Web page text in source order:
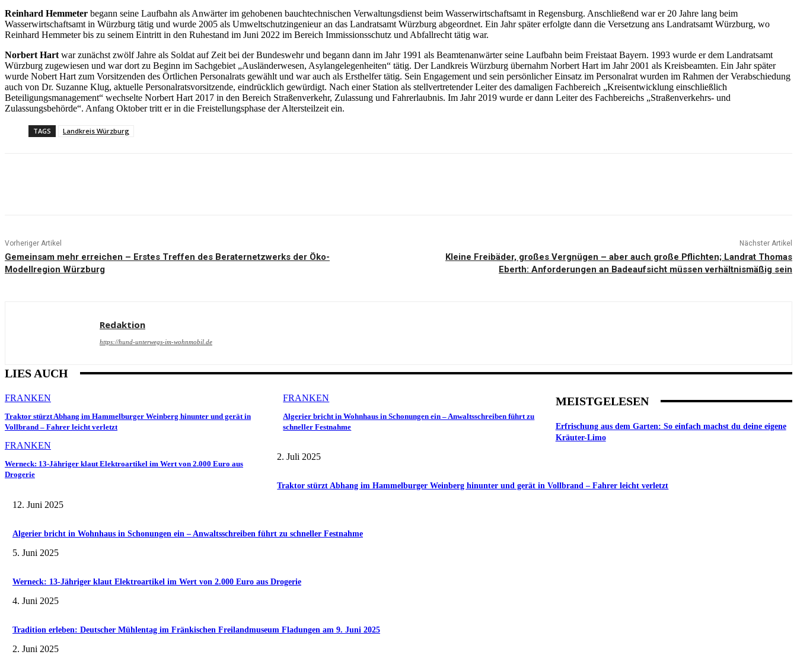
Reinhard Hemmeter begann seine Laufbahn als Anwärter im gehobenen bauchtechnischen Verwaltungsdienst beim Wasserwirtschaftsamt in Regensburg. Anschließend war er 20 Jahre lang beim
Wasserwirtschaftsamt in Würzburg tätig und wurde 2005 als Umweltschutzingenieur an das Landratsamt Würzburg abgeordnet. Ein Jahr später erfolgte dann die Versetzung ans Landratsamt Würzburg, wo
Reinhard Hemmeter bis zu seinem Eintritt in den Ruhestand im Juni 2022 im Bereich Immissionsschutz und Abfallrecht tätig war.
Norbert Hart war zunächst zwölf Jahre als Soldat auf Zeit bei der Bundeswehr und begann dann im Jahr 1991 als Beamtenanwärter seine Laufbahn beim Freistaat Bayern. 1993 wurde er dem Landratsamt
Würzburg zugewiesen und war dort zu Beginn im Sachgebiet „Ausländerwesen, Asylangelegenheiten“ tätig. Der Landkreis Würzburg übernahm Norbert Hart im Jahr 2001 als Kreisbeamten. Ein Jahr später
wurde Nobert Hart zum Vorsitzenden des Örtlichen Personalrats gewählt und war auch als Ersthelfer tätig. Sein Engagement und sein persönlicher Einsatz im Personalrat wurden im Rahmen der Verabschiedung
auch von Dr. Suzanne Klug, aktuelle Personalratsvorsitzende, eindrücklich gewürdigt. Nach einer Station als stellvertretender Leiter des damaligen Fachbereich „Kreisentwicklung einschließlich
Beteiligungsmanagement“ wechselte Norbert Hart 2017 in den Bereich Straßenverkehr, Zulassung und Fahrerlaubnis. Im Jahr 2019 wurde er dann Leiter des Fachbereichs „Straßenverkehrs- und
Zulassungsbehörde“. Anfang Oktober tritt er in die Freistellungsphase der Altersteilzeit ein.
TAGS Landkreis Würzburg
Vorheriger Artikel
Gemeinsam mehr erreichen – Erstes Treffen des Beraternetzwerks der Öko-
Modellregion Würzburg
Nächster Artikel
Kleine Freibäder, großes Vergnügen – aber auch große Pflichten; Landrat Thomas
Eberth: Anforderungen an Badeaufsicht müssen verhältnismäßig sein
Redaktion
https://hund-unterwegs-im-wohnmobil.de
LIES AUCH
FRANKEN
Traktor stürzt Abhang im Hammelburger Weinberg hinunter und gerät in
Vollbrand – Fahrer leicht verletzt
FRANKEN
Algerier bricht in Wohnhaus in Schonungen ein – Anwaltsschreiben führt zu
schneller Festnahme
FRANKEN
Werneck: 13-Jähriger klaut Elektroartikel im Wert von 2.000 Euro aus
Drogerie
MEISTGELESEN
Erfrischung aus dem Garten: So einfach machst du deine eigene
Kräuter-Limo
2. Juli 2025
Traktor stürzt Abhang im Hammelburger Weinberg hinunter und gerät in Vollbrand – Fahrer leicht verletzt
12. Juni 2025
Algerier bricht in Wohnhaus in Schonungen ein – Anwaltsschreiben führt zu schneller Festnahme
5. Juni 2025
Werneck: 13-Jähriger klaut Elektroartikel im Wert von 2.000 Euro aus Drogerie
4. Juni 2025
Tradition erleben: Deutscher Mühlentag im Fränkischen Freilandmuseum Fladungen am 9. Juni 2025
2. Juni 2025